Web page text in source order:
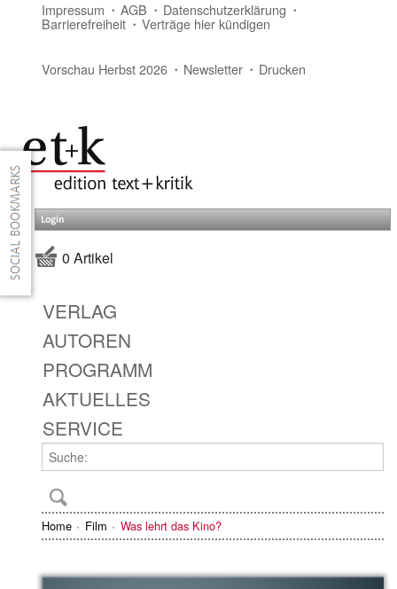
Impressum AGB Datenschutzerklärung
Barrierefreiheit Verträge hier kündigen
Vorschau Herbst 2026 Newsletter Drucken
Login
0 Artikel
VERLAG
AUTOREN
PROGRAMM
AKTUELLES
SERVICE
Home Film Was lehrt das Kino?